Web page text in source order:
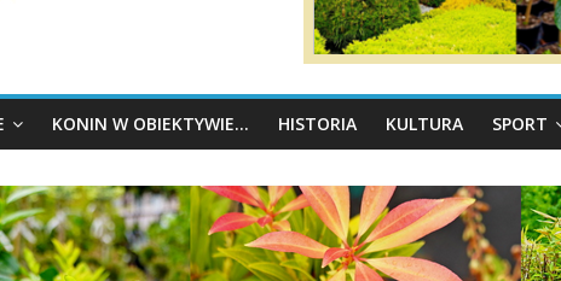
KONIN W OBIEKTYWIE… HISTORIA KULTURA SPORT